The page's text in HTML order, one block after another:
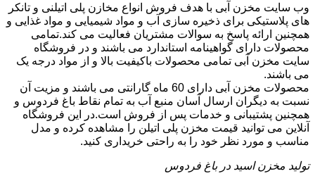
وب سایت مخزن آبی با هدف فروش انواع مخازن پلی اتیلنی و تانکر
های پلاستیکی برای ذخیره سازی آب و مواد شیمیایی و مواد غذایی و
همچنین ارائه پاسخ به سوالات مشتریان فعالیت می کند.تمامی
محصولات دارای گواهینامه استاندارد می باشند و در فروشگاه
سایت مخزن آبی تمامی محصولات باکیفیت بالا و از مواد درجه یک
می باشند.
محصولات مخزن آبی دارای 60 ماه گارانتی می باشند و مزیت آن
نسبت به دیگران ارسال آسان منبع آب به تمام نقاط باغ فردوس و
همچنین پشتیبانی و خدمات پس از فروش است.در این فروشگاه
آنلاین می توانید قیمت مخزن پلی اتیلن را مشاهده کرده و مدل
مناسب و مورد نظر خود را به راحتی خریداری کنید.
تولید مخزن اسید در باغ فردوس